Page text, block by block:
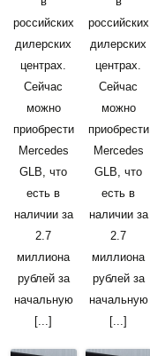
российских
дилерских
центрах.
Сейчас
можно
приобрести
Mercedes
GLB, что
есть в
наличии за
2.7
миллиона
рублей за
начальную
[...]
российских
дилерских
центрах.
Сейчас
можно
приобрести
Mercedes
GLB, что
есть в
наличии за
2.7
миллиона
рублей за
начальную
[...]